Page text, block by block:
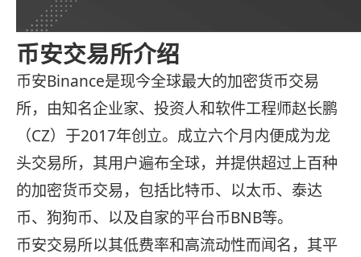
币安交易所介绍
币安Binance是现今全球最大的加密货币交易
所，由知名企业家、投资人和软件工程师赵长鹏
（CZ）于2017年创立。成立六个月内便成为龙
头交易所，其用户遍布全球，并提供超过上百种
的加密货币交易，包括比特币、以太币、泰达
币、狗狗币、以及自家的平台币BNB等。
币安交易所以其低费率和高流动性而闻名，其平